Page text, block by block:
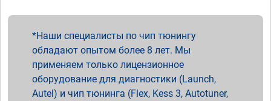
Наши специалисты по чип тюнингу
обладают опытом более 8 лет. Мы
применяем только лицензионное
оборудование для диагностики (Launch,
Autel) и чип тюнинга (Flex, Kess 3, Autotuner,